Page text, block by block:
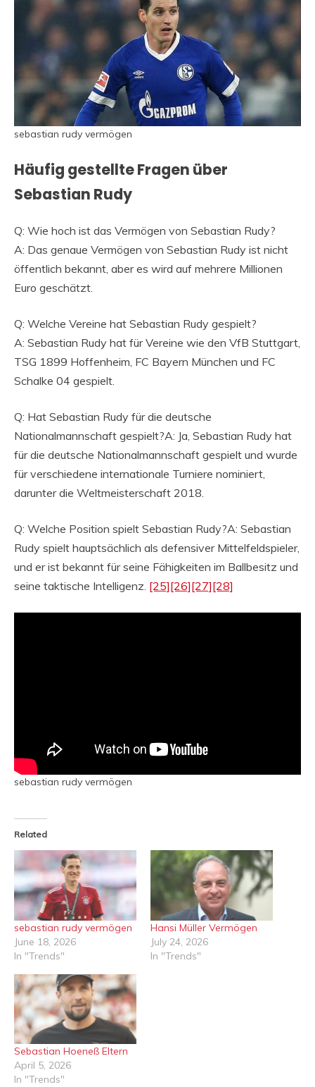
sebastian rudy vermögen
Häufig gestellte Fragen über
Sebastian Rudy
Q: Wie hoch ist das Vermögen von Sebastian Rudy?
A: Das genaue Vermögen von Sebastian Rudy ist nicht
öffentlich bekannt, aber es wird auf mehrere Millionen
Euro geschätzt.
Q: Welche Vereine hat Sebastian Rudy gespielt?
A: Sebastian Rudy hat für Vereine wie den VfB Stuttgart,
TSG 1899 Hoffenheim, FC Bayern München und FC
Schalke 04 gespielt.
Q: Hat Sebastian Rudy für die deutsche
Nationalmannschaft gespielt?A: Ja, Sebastian Rudy hat
für die deutsche Nationalmannschaft gespielt und wurde
für verschiedene internationale Turniere nominiert,
darunter die Weltmeisterschaft 2018.
Q: Welche Position spielt Sebastian Rudy?A: Sebastian
Rudy spielt hauptsächlich als defensiver Mittelfeldspieler,
und er ist bekannt für seine Fähigkeiten im Ballbesitz und
seine taktische Intelligenz. [25][26][27][28]
sebastian rudy vermögen
Related
sebastian rudy vermögen
June 18, 2026
In "Trends"
Hansi Müller Vermögen
July 24, 2026
In "Trends"
Sebastian Hoeneß Eltern
April 5, 2026
In "Trends"